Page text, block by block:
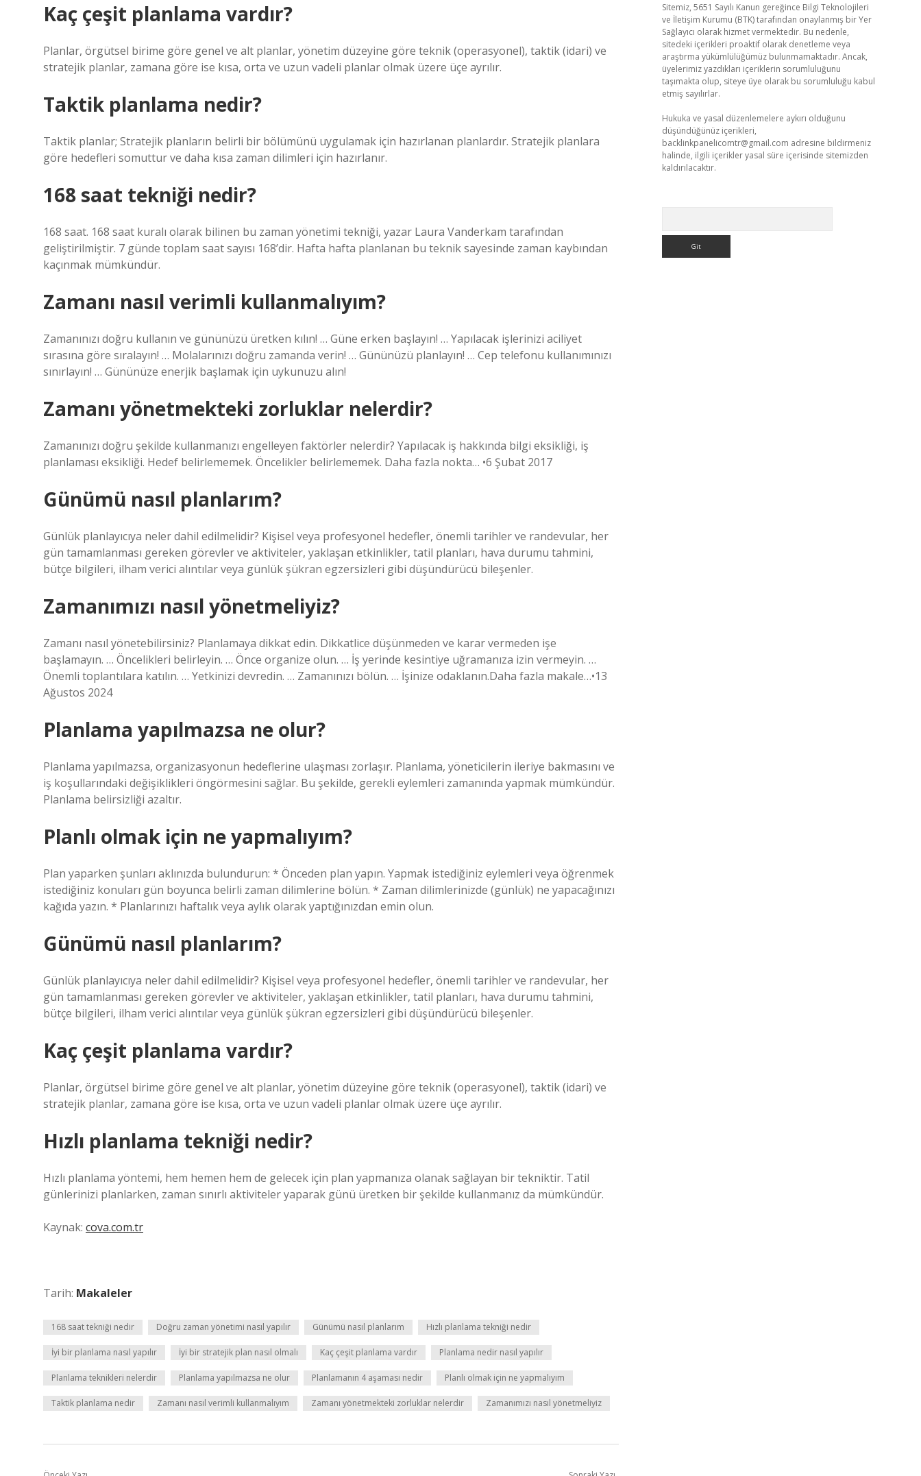
Kaç çeşit planlama vardır?
Planlar, örgütsel birime göre genel ve alt planlar, yönetim düzeyine göre teknik (operasyonel), taktik (idari) ve
stratejik planlar, zamana göre ise kısa, orta ve uzun vadeli planlar olmak üzere üçe ayrılır.
Taktik planlama nedir?
Taktik planlar; Stratejik planların belirli bir bölümünü uygulamak için hazırlanan planlardır. Stratejik planlara
göre hedefleri somuttur ve daha kısa zaman dilimleri için hazırlanır.
168 saat tekniği nedir?
168 saat. 168 saat kuralı olarak bilinen bu zaman yönetimi tekniği, yazar Laura Vanderkam tarafından
geliştirilmiştir. 7 günde toplam saat sayısı 168’dir. Hafta hafta planlanan bu teknik sayesinde zaman kaybından
kaçınmak mümkündür.
Zamanı nasıl verimli kullanmalıyım?
Zamanınızı doğru kullanın ve gününüzü üretken kılın! … Güne erken başlayın! … Yapılacak işlerinizi aciliyet
sırasına göre sıralayın! … Molalarınızı doğru zamanda verin! … Gününüzü planlayın! … Cep telefonu kullanımınızı
sınırlayın! … Gününüze enerjik başlamak için uykunuzu alın!
Zamanı yönetmekteki zorluklar nelerdir?
Zamanınızı doğru şekilde kullanmanızı engelleyen faktörler nelerdir? Yapılacak iş hakkında bilgi eksikliği, iş
planlaması eksikliği. Hedef belirlememek. Öncelikler belirlememek. Daha fazla nokta… •6 Şubat 2017
Günümü nasıl planlarım?
Günlük planlayıcıya neler dahil edilmelidir? Kişisel veya profesyonel hedefler, önemli tarihler ve randevular, her
gün tamamlanması gereken görevler ve aktiviteler, yaklaşan etkinlikler, tatil planları, hava durumu tahmini,
bütçe bilgileri, ilham verici alıntılar veya günlük şükran egzersizleri gibi düşündürücü bileşenler.
Zamanımızı nasıl yönetmeliyiz?
Zamanı nasıl yönetebilirsiniz? Planlamaya dikkat edin. Dikkatlice düşünmeden ve karar vermeden işe
başlamayın. … Öncelikleri belirleyin. … Önce organize olun. … İş yerinde kesintiye uğramanıza izin vermeyin. …
Önemli toplantılara katılın. … Yetkinizi devredin. … Zamanınızı bölün. … İşinize odaklanın.Daha fazla makale…•13
Ağustos 2024
Planlama yapılmazsa ne olur?
Planlama yapılmazsa, organizasyonun hedeflerine ulaşması zorlaşır. Planlama, yöneticilerin ileriye bakmasını ve
iş koşullarındaki değişiklikleri öngörmesini sağlar. Bu şekilde, gerekli eylemleri zamanında yapmak mümkündür.
Planlama belirsizliği azaltır.
Planlı olmak için ne yapmalıyım?
Plan yaparken şunları aklınızda bulundurun: * Önceden plan yapın. Yapmak istediğiniz eylemleri veya öğrenmek
istediğiniz konuları gün boyunca belirli zaman dilimlerine bölün. * Zaman dilimlerinizde (günlük) ne yapacağınızı
kağıda yazın. * Planlarınızı haftalık veya aylık olarak yaptığınızdan emin olun.
Günümü nasıl planlarım?
Günlük planlayıcıya neler dahil edilmelidir? Kişisel veya profesyonel hedefler, önemli tarihler ve randevular, her
gün tamamlanması gereken görevler ve aktiviteler, yaklaşan etkinlikler, tatil planları, hava durumu tahmini,
bütçe bilgileri, ilham verici alıntılar veya günlük şükran egzersizleri gibi düşündürücü bileşenler.
Kaç çeşit planlama vardır?
Planlar, örgütsel birime göre genel ve alt planlar, yönetim düzeyine göre teknik (operasyonel), taktik (idari) ve
stratejik planlar, zamana göre ise kısa, orta ve uzun vadeli planlar olmak üzere üçe ayrılır.
Hızlı planlama tekniği nedir?
Hızlı planlama yöntemi, hem hemen hem de gelecek için plan yapmanıza olanak sağlayan bir tekniktir. Tatil
günlerinizi planlarken, zaman sınırlı aktiviteler yaparak günü üretken bir şekilde kullanmanız da mümkündür.
Kaynak: cova.com.tr
Tarih: Makaleler
168 saat tekniği nedir Doğru zaman yönetimi nasıl yapılır Günümü nasıl planlarım Hızlı planlama tekniği nedir
İyi bir planlama nasıl yapılır İyi bir stratejik plan nasıl olmalı Kaç çeşit planlama vardır Planlama nedir nasıl yapılır
Planlama teknikleri nelerdir Planlama yapılmazsa ne olur Planlamanın 4 aşaması nedir Planlı olmak için ne yapmalıyım
Taktik planlama nedir Zamanı nasıl verimli kullanmalıyım Zamanı yönetmekteki zorluklar nelerdir Zamanımızı nasıl yönetmeliyiz
Sitemiz, 5651 Sayılı Kanun gereğince Bilgi Teknolojileri
ve İletişim Kurumu (BTK) tarafından onaylanmış bir Yer
Sağlayıcı olarak hizmet vermektedir. Bu nedenle,
sitedeki içerikleri proaktif olarak denetleme veya
araştırma yükümlülüğümüz bulunmamaktadır. Ancak,
üyelerimiz yazdıkları içeriklerin sorumluluğunu
taşımakta olup, siteye üye olarak bu sorumluluğu kabul
etmiş sayılırlar.
Hukuka ve yasal düzenlemelere aykırı olduğunu
düşündüğünüz içerikleri,
backlinkpanelicomtr@gmail.com adresine bildirmeniz
halinde, ilgili içerikler yasal süre içerisinde sitemizden
kaldırılacaktır.